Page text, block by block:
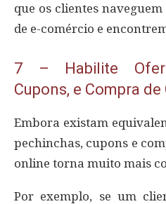
que os clientes
de e-comércio e
7 – Habilite
Cupons, e Compra de
Embora existam
pechinchas, cupons e
online torna muito mais
Por exemplo, se um